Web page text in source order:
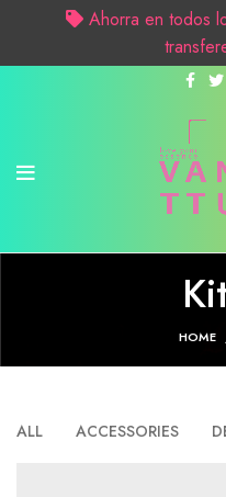
HOME
ALL ACCESSORIES
Ahorra en todos